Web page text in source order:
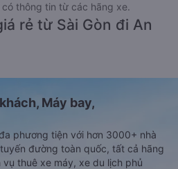
thông tin từ các hãng xe.
rẻ từ Sài Gòn đi An
Máy bay,
phương tiện với hơn 3000+ nhà
đường toàn quốc, tất cả hãng
thuê xe máy, xe du lịch phủ